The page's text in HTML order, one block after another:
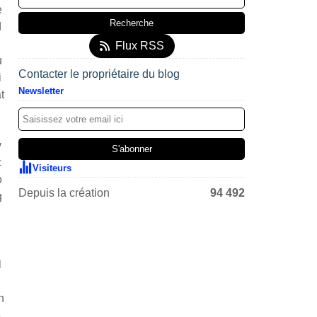
Flux RSS
Contacter le propriétaire du blog
Newsletter
Visiteurs
Depuis la création 94 492